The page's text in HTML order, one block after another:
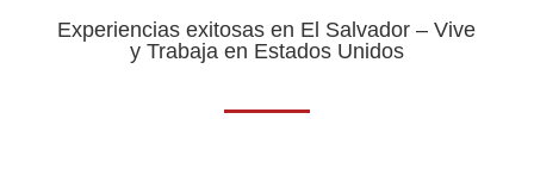
Experiencias exitosas en El Salvador – Vive
y Trabaja en Estados Unidos